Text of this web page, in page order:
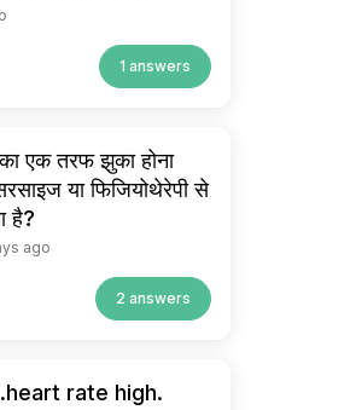
1 answers
एक तरफ झुका होना
या फिजियोथेरेपी से
है?
ago
2 answers
rate high.